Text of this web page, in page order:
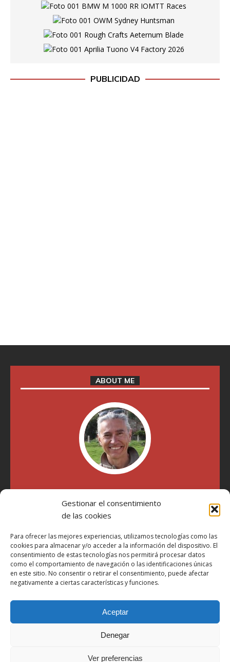
Gestionar el consentimiento
de las cookies
Para ofrecer las mejores experiencias, utilizamos tecnologías como las
cookies para almacenar y/o acceder a la información del dispositivo. El
consentimiento de estas tecnologías nos permitirá procesar datos
como el comportamiento de navegación o las identificaciones únicas
en este sitio. No consentir o retirar el consentimiento, puede afectar
negativamente a ciertas características y funciones.
Aceptar
Denegar
Ver preferencias
PUBLICIDAD
ABOUT ME
"Soy Manel Hospido, nací en Valencia en 1969 y desde el
año 2007 he escrito sobre motos en distintos medios.
Millatrece.com es una apuesta por escribir sobre lo que me
participa"
Aviso Legal
Política de Privacidad
Más Información sobre Cookies